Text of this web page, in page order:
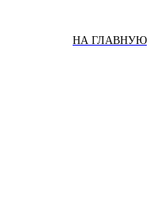
НА ГЛАВНУЮ